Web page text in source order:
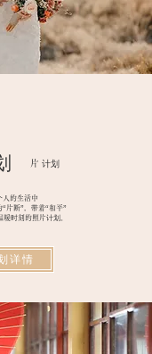
片 计划
人的生活中
片断”，带着“和平”
暖时刻的照片计划。
详情